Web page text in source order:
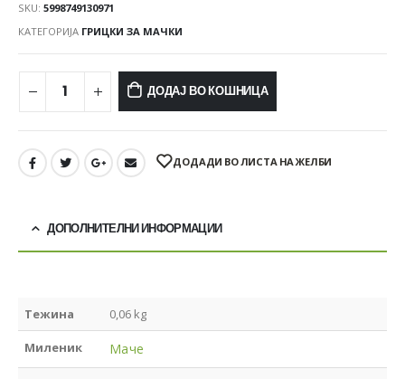
SKU: 5998749130971
КАТЕГОРИЈА ГРИЦКИ ЗА МАЧКИ
ДОДАЈ ВО КОШНИЦА
ДОДАДИ ВО ЛИСТА НА ЖЕЛБИ
ДОПОЛНИТЕЛНИ ИНФОРМАЦИИ
Тежина 0,06 kg
Миленик Маче